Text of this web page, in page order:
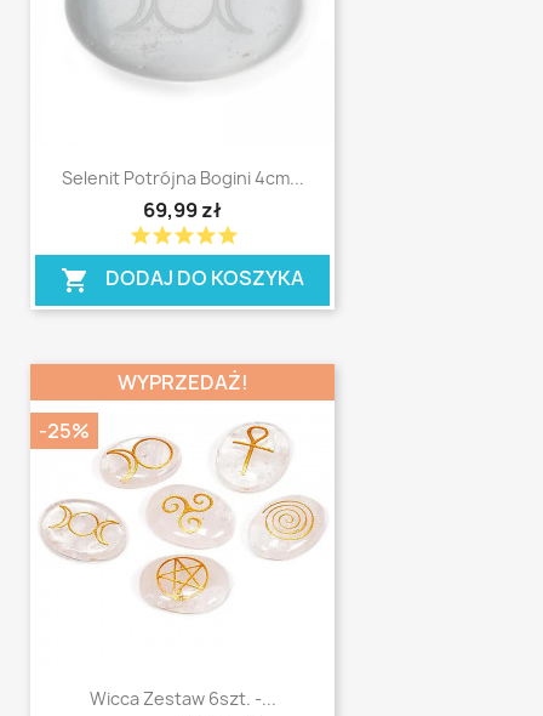
Selenit Potrójna Bogini 4cm...
69,99 zł
starstarstarstarstar
shopping_cart DODAJ DO KOSZYKA
Wicca Zestaw 6szt. -...
WYPRZEDAŻ!
-25%